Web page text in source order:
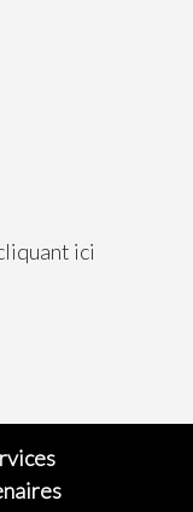
ici